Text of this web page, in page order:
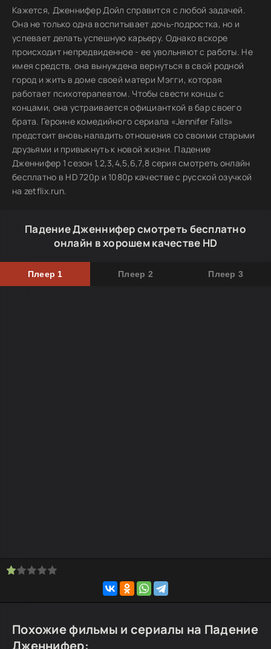
Кажется, Дженнифер Дойл справится с любой задачей.
Она не только одна воспитывает дочь-подростка, но и
успевает делать успешную карьеру. Однако вскоре
происходит непредвиденное - ее увольняют с работы. Не
имея средств, она вынуждена вернуться в свой родной
город и жить в доме своей матери Мэгги, которая
работает психотерапевтом. Чтобы свести концы с
концами, она устраивается официанткой в бар своего
брата. Героине комедийного сериала «Jennifer Falls»
предстоит вновь наладить отношения со своими старыми
друзьями и привыкнуть к новой жизни. Падение
Дженнифер 1 сезон 1,2,3,4,5,6,7,8 серия смотреть онлайн
бесплатно в HD 720p и 1080p качестве с русской озучкой
на zetflix.run.
Падение Дженнифер смотреть бесплатно
онлайн в хорошем качестве HD
Плеер 1 Плеер 2 Плеер 3
Похожие фильмы и сериалы на Падение
Дженнифер: